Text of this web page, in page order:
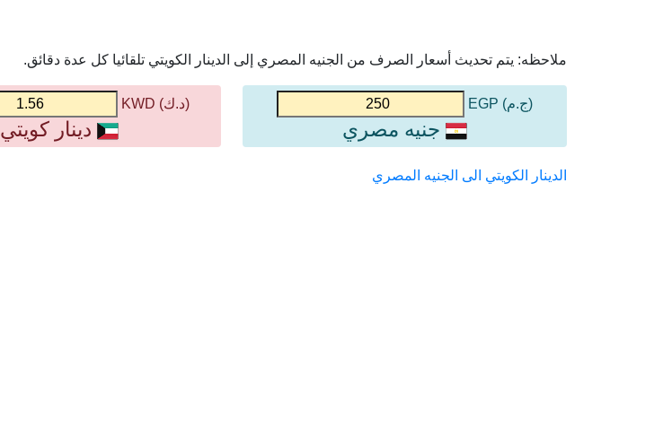
ملاحظه: يتم تحديث أسعار الصرف من الجنيه المصري إلى الدينار الكويتي تلقائيا كل عدة دقائق.
(ج.م) EGP
جنيه مصري
(د.ك) KWD
دينار كويتي
الدينار الكويتي الى الجنيه المصري